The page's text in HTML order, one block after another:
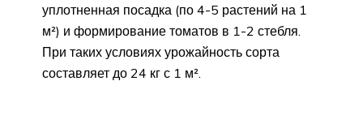
уплотненная посадка (по 4-5 растений на 1
м²) и формирование томатов в 1-2 стебля.
При таких условиях урожайность сорта
составляет до 24 кг с 1 м².